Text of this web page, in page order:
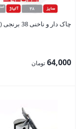
چاک دار و ناخنی 38 برنجی (الاکلنگی)
64,000 تومان